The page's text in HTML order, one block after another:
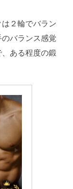
２輪でバラン
バランス感覚
ある程度の鍛